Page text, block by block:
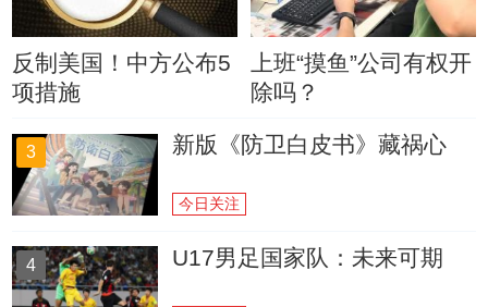
反制美国！中方公布5
项措施
上班“摸鱼”公司有权开
除吗？
3 新版《防卫白皮书》藏祸心
今日关注
4 U17男足国家队：未来可期